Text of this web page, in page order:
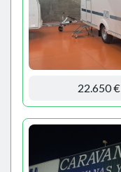
22.650 €